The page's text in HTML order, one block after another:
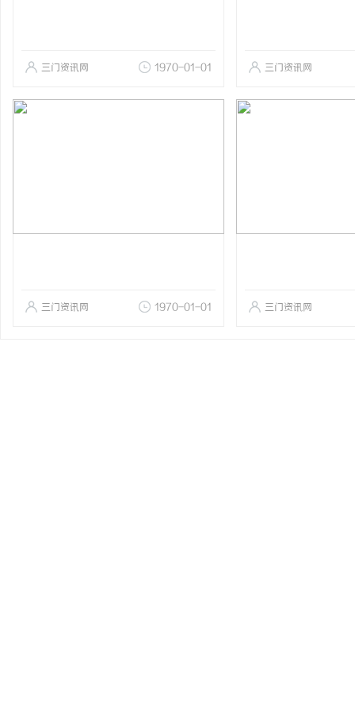
三门资讯网 1970-01-01 三门资讯网
三门资讯网 1970-01-01 三门资讯网